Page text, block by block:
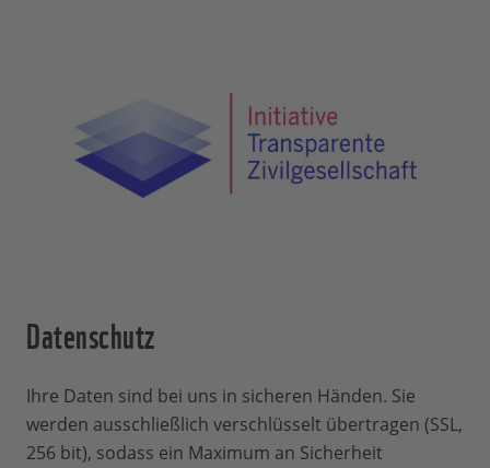
Datenschutz
Ihre Daten sind bei uns in sicheren Händen. Sie
werden ausschließlich verschlüsselt übertragen (SSL,
256 bit), sodass ein Maximum an Sicherheit